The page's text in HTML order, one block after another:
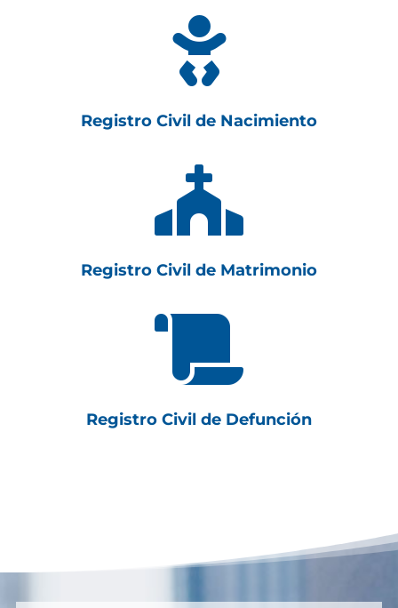

Registro Civil de Nacimiento

Registro Civil de Matrimonio

Registro Civil de Defunción